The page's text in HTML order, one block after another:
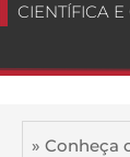
CIENTÍFICA
» Conheça